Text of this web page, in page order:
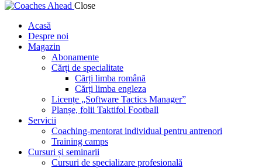
Close
Acasă
Despre noi
Magazin
Abonamente
Cărți de specialitate
Cărți limba română
Cărți limba engleza
Licențe „Software Tactics Manager”
Planșe, folii Taktifol Football
Servicii
Coaching-mentorat individual pentru antrenori
Training camps
Cursuri și seminarii
Cursuri de specializare profesională